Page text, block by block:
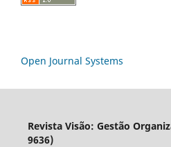
Open Journal Systems
Revista Visão: Gestão
9636)